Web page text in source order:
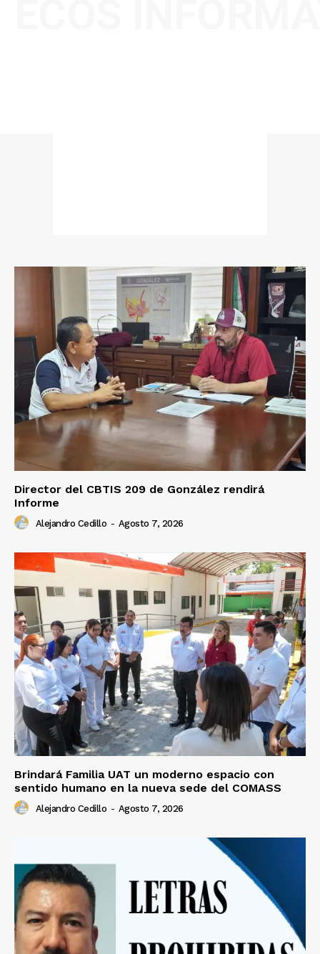
Director del CBTIS 209 de González rendirá
Informe
Alejandro Cedillo - Agosto 7, 2026
Brindará Familia UAT un moderno espacio con
sentido humano en la nueva sede del COMASS
Alejandro Cedillo - Agosto 7, 2026